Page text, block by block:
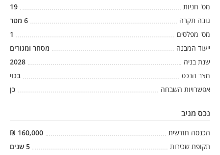
מס' חניות
19
גובה תקרה
6 מטר
מס' מפלסים
1
ייעוד המבנה
מסחר ומגורים
שנת בניה
2028
מצב הנכס
בנוי
אפשרויות השבחה
כן
נכס מניב
הכנסה חודשית 160,000
₪
תקופת שכירות
5 שנים